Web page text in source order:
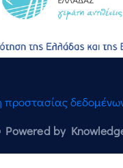
προστασίας
by